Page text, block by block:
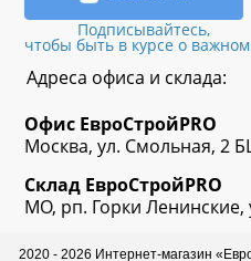
Подписывайтесь,
чтобы быть в курсе о важном
Адреса офиса и склада:
Офис ЕвроСтройPRO
Москва, ул. Смольная, 2
Склад ЕвроСтройPRO
МО, рп. Горки Ленинские,
2020 - 2026 Интернет-